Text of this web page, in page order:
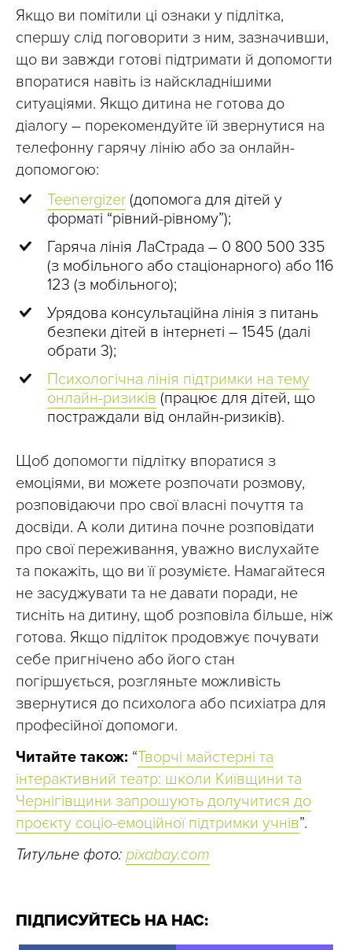
Якщо ви помітили ці ознаки у підлітка,
спершу слід поговорити з ним, зазначивши,
що ви завжди готові підтримати й допомогти
впоратися навіть із найскладнішими
ситуаціями. Якщо дитина не готова до
діалогу – порекомендуйте їй звернутися на
телефонну гарячу лінію або за онлайн-
допомогою:
Teenergizer (допомога для дітей у
форматі “рівний-рівному”);
Гаряча лінія ЛаСтрада – 0 800 500 335
(з мобільного або стаціонарного) або 116
123 (з мобільного);
Урядова консультаційна лінія з питань
безпеки дітей в інтернеті – 1545 (далі
обрати 3);
Психологічна лінія підтримки на тему
онлайн-ризиків (працює для дітей, що
постраждали від онлайн-ризиків).
Щоб допомогти підлітку впоратися з
емоціями, ви можете розпочати розмову,
розповідаючи про свої власні почуття та
досвіди. А коли дитина почне розповідати
про свої переживання, уважно вислухайте
та покажіть, що ви її розумієте. Намагайтеся
не засуджувати та не давати поради, не
тисніть на дитину, щоб розповіла більше, ніж
готова. Якщо підліток продовжує почувати
себе пригнічено або його стан
погіршується, розгляньте можливість
звернутися до психолога або психіатра для
професійної допомоги.
Читайте також: “Творчі майстерні та
інтерактивний театр: школи Київщини та
Чернігівщини запрошують долучитися до
проєкту соціо-емоційної підтримки учнів”.
Титульне фото: pixabay.com
ПІДПИСУЙТЕСЬ НА НАС: